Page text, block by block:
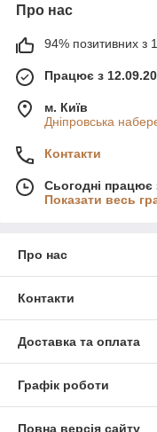
Про нас
94% позитивних з
Працює з
м. Київ
Дніпровська
Контакти
Сьогодні працює
Показати весь
Про нас
Контакти
Доставка та оплата
Графік роботи
Повна версія сайту